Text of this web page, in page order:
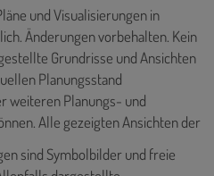
und Visualisierungen in
Änderungen vorbehalten. Kein
Grundrisse und Ansichten
Planungsstand
weiteren Planungs- und
Alle gezeigten Ansichten der
sind Symbolbilder und freie